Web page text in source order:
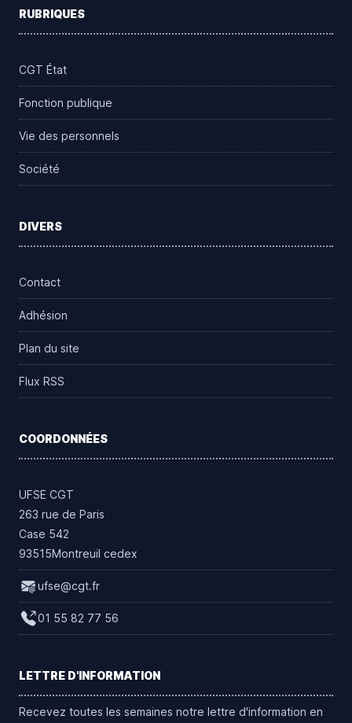
RUBRIQUES
CGT État
Fonction publique
Vie des personnels
Société
DIVERS
Contact
Adhésion
Plan du site
Flux RSS
COORDONNÉES
UFSE CGT
263 rue de Paris
Case 542
93515Montreuil cedex
ufse@cgt.fr
01 55 82 77 56
LETTRE D'INFORMATION
Recevez toutes les semaines notre lettre d'information en